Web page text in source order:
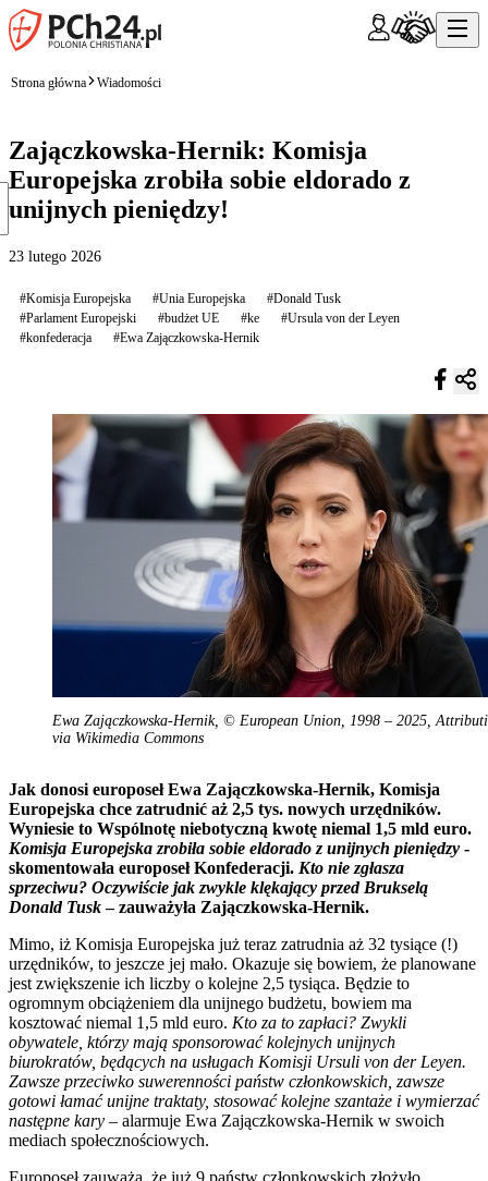
Strona główna Wiadomości
Zajączkowska-Hernik: Komisja
Europejska zrobiła sobie eldorado z
unijnych pieniędzy!
23 lutego 2026
#Komisja Europejska #Unia Europejska
#Donald Tusk
#Parlament Europejski
#budżet UE #ke
#Ursula von der Leyen
#konfederacja
#Ewa Zajączkowska-Hernik
Ewa Zajączkowska-Hernik, © European Union, 1998 – 2025,
via Wikimedia Commons
Jak donosi europoseł Ewa Zajączkowska-Hernik, Komisja
Europejska chce zatrudnić aż 2,5 tys. nowych urzędników.
Wyniesie to Wspólnotę niebotyczną kwotę niemal 1,5 mld euro.
Komisja Europejska zrobiła sobie eldorado z unijnych pieniędzy -
skomentowała europoseł Konfederacji. Kto nie zgłasza
sprzeciwu? Oczywiście jak zwykle klękający przed Brukselą
Donald Tusk– zauważyła Zajączkowska-Hernik.
Mimo, iż Komisja Europejska już teraz zatrudnia aż 32 tysiące (!)
urzędników, to jeszcze jej mało. Okazuje się bowiem, że planowane
jest zwiększenie ich liczby o kolejne 2,5 tysiąca. Będzie to
ogromnym obciążeniem dla unijnego budżetu, bowiem ma
kosztować niemal 1,5 mld euro. Kto za to zapłaci? Zwykli
obywatele, którzy mają sponsorować kolejnych unijnych
biurokratów, będących na usługach Komisji Ursuli von der Leyen.
Zawsze przeciwko suwerenności państw członkowskich, zawsze
gotowi łamać unijne traktaty, stosować kolejne szantaże i wymierzać
następne kary – alarmuje Ewa Zajączkowska-Hernik w swoich
mediach społecznościowych.
Europoseł zauważa, że już 9 państw członkowskich złożyło